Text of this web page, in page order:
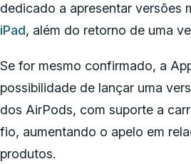
dedicado a apresentar versões
iPad, além do retorno de uma
Se for mesmo confirmado, a
possibilidade de lançar uma
dos AirPods, com suporte a
fio, aumentando o apelo em
produtos.